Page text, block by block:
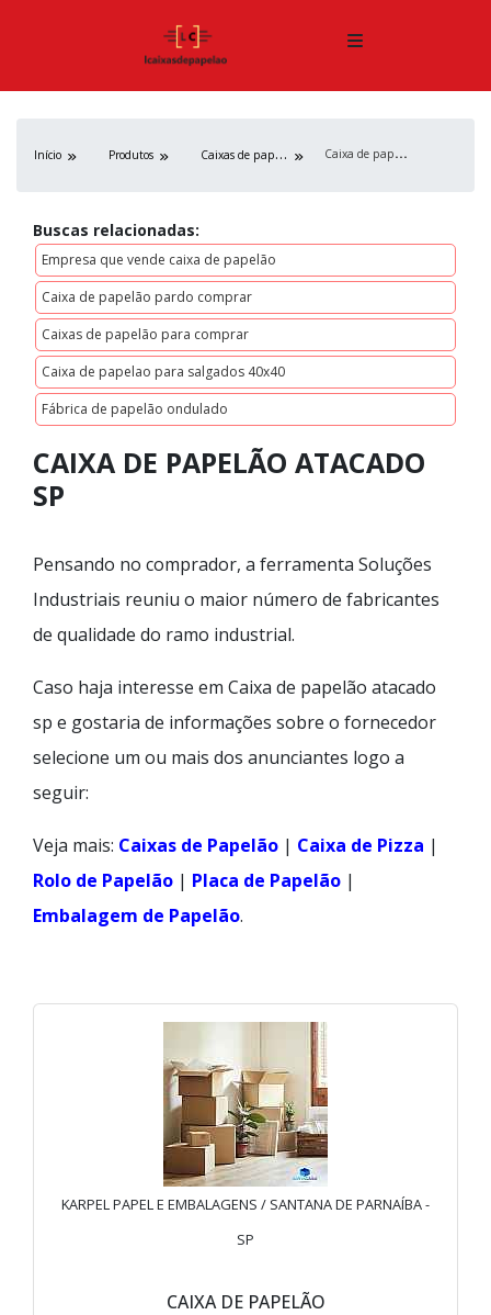
Início Produtos C
aixas de papelão C
aixa de papelão atacado sp
Buscas relacionadas:
Empresa que vende caixa de papelão
Caixa de papelão pardo comprar
Caixas de papelão para comprar
Caixa de papelao para salgados 40x40
Fábrica de papelão ondulado
CAIXA DE PAPELÃO ATACADO
SP
Pensando no comprador, a ferramenta Soluções
Industriais reuniu o maior número de fabricantes
de qualidade do ramo industrial.
Caso haja interesse em Caixa de papelão atacado
sp e gostaria de informações sobre o fornecedor
selecione um ou mais dos anunciantes logo a
seguir:
Veja mais: Caixas de Papelão | Caixa de Pizza |
Rolo de Papelão | Placa de Papelão |
Embalagem de Papelão.
KARPEL PAPEL E EMBALAGENS / SANTANA DE PARNAÍBA -
SP
CAIXA DE PAPELÃO